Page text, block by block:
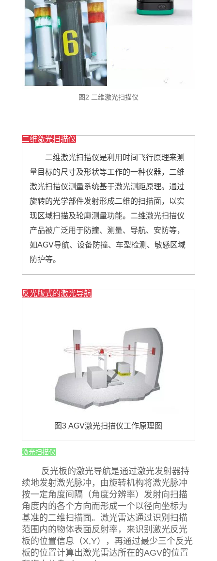
图2 二维激光扫描仪
二维激光扫描仪
二维激光扫描仪是利用时间飞行原理来测
量目标的尺寸及形状等工作的一种仪器，二维
激光扫描仪测量系统基于激光测距原理。通过
旋转的光学部件发射形成二维的扫描面，以实
现区域扫描及轮廓测量功能。二维激光扫描仪
产品被广泛用于防撞、测量、导航、安防等，
如AGV导航、设备防撞、车型检测、敏感区域
防护等。
反光版式的激光导航
图3 AGV激光扫描仪工作原理图
激光扫描仪
反光板的激光导航是通过激光发射器持
续地发射激光脉冲，由旋转机构将激光脉冲
按一定角度间隔（角度分辨率）发射向扫描
角度内的各个方向而形成一个以径向坐标为
基准的二维扫描面。激光雷达通过识别扫描
范围内的物体表面反射率，来识别激光反光
板的位置信息（X,Y），再通过最少三个反光
板的位置计算出激光雷达所在的AGV的位置